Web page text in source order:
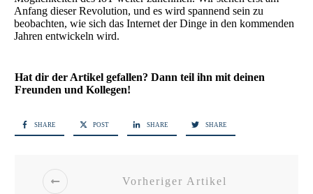
Anfang dieser Revolution, und es wird spannend sein zu
beobachten, wie sich das Internet der Dinge in den kommenden
Jahren entwickeln wird.
Hat dir der Artikel gefallen? Dann teil ihn mit deinen
Freunden und Kollegen!
SHARE POST SHARE SHARE
Vorheriger Artikel